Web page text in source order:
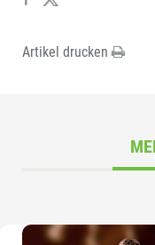
Artikel drucken